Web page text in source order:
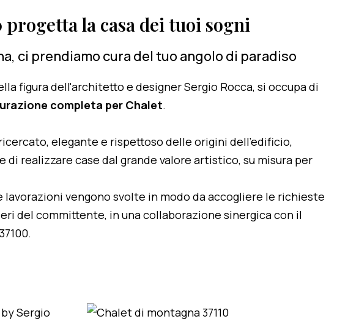
progetta la casa dei tuoi sogni
ci prendiamo cura del tuo angolo di paradiso
figura dell'architetto e designer Sergio Rocca, si occupa di
completa per Chalet.
elegante e rispettoso delle origini dell'edificio,
di realizzare case dal grande valore artistico, su misura per
lavorazioni vengono svolte in modo da accogliere le richieste
del committente, in una collaborazione sinergica con il